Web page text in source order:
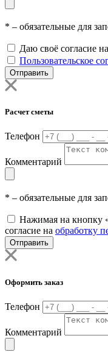
* – обязательные для
Даю своё согласие
Пользовательское
Отправить
Расчет сметы
Телефон
Комментарий
* – обязательные для
Нажимая на кнопку
согласие на обработку
Отправить
Оформить заказ
Телефон
Комментарий